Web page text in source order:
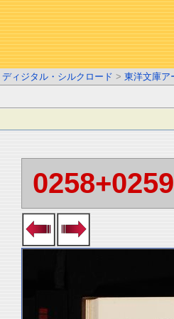
ディジタル・シルクロード > 東洋文庫ア
0258+0259